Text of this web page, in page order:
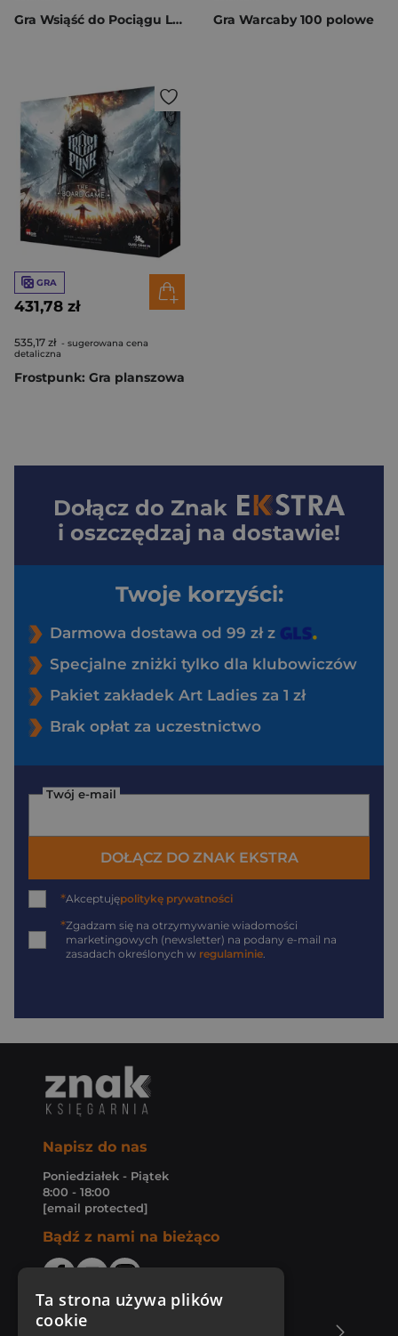
Gra Wsiąść do Pociągu Legacy - Legendy Zachodu Gra Warcaby 100 polowe
GRA
431,78 zł
535,17 zł - sugerowana cena
detaliczna
Frostpunk: Gra planszowa
Dołącz do Znak
i oszczędzaj na dostawie!
Twoje korzyści:
Darmowa dostawa od 99 zł z
Specjalne zniżki tylko dla klubowiczów
Pakiet zakładek Art Ladies za 1 zł
Brak opłat za uczestnictwo
Twój e-mail
DOŁĄCZ DO ZNAK EKSTRA
*Akceptujępolitykę prywatności
*Zgadzam się na otrzymywanie wiadomości
marketingowych (newsletter) na podany e-mail na
zasadach określonych w regulaminie.
Napisz do nas
Poniedziałek - Piątek
8:00 - 18:00
[email protected]
Bądź z nami na bieżąco
Ta strona używa plików
cookie